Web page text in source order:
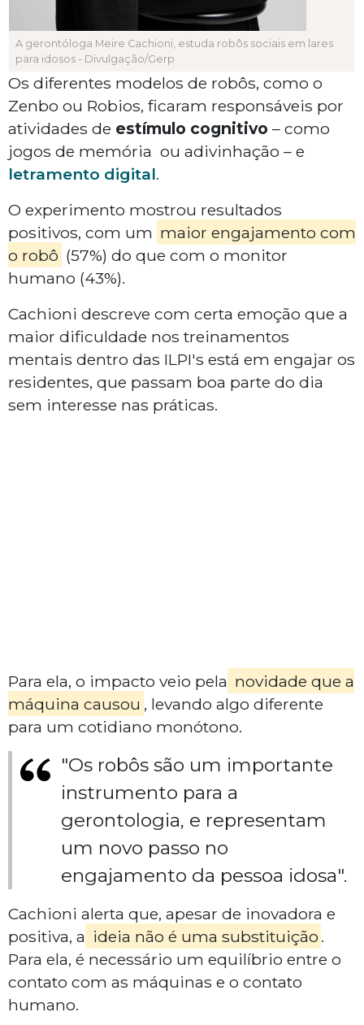
A gerontóloga Meire Cachioni, estuda robôs sociais em lares
para idosos - Divulgação/Gerp
Os diferentes modelos de robôs, como o
Zenbo ou Robios, ficaram responsáveis por
atividades de estímulo cognitivo – como
jogos de memória ou adivinhação – e
letramento digital.
O experimento mostrou resultados
positivos, com um maior engajamento com
o robô (57%) do que com o monitor
humano (43%).
Cachioni descreve com certa emoção que a
maior dificuldade nos treinamentos
mentais dentro das ILPI's está em engajar os
residentes, que passam boa parte do dia
sem interesse nas práticas.
Para ela, o impacto veio pela novidade que a
máquina causou , levando algo diferente
para um cotidiano monótono.
"Os robôs são um importante
instrumento para a
gerontologia, e representam
um novo passo no
engajamento da pessoa idosa".
Cachioni alerta que, apesar de inovadora e
positiva, a ideia não é uma substituição .
Para ela, é necessário um equilíbrio entre o
contato com as máquinas e o contato
humano.